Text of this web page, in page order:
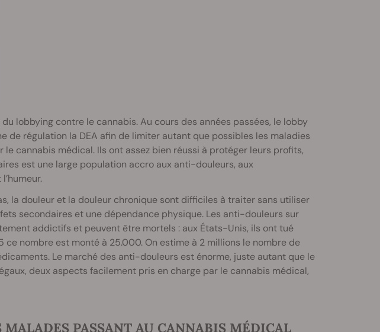
lobbying contre le cannabis. Au cours des années passées, le lobby
de régulation la DEA afin de limiter autant que possibles les maladies
cannabis médical. Ils ont assez bien réussi à protéger leurs profits,
est une large population accro aux anti-douleurs, aux
la douleur et la douleur chronique sont difficiles à traiter sans utiliser
secondaires et une dépendance physique. Les anti-douleurs sur
addictifs et peuvent être mortels : aux États-Unis, ils ont tué
ce nombre est monté à 25.000. On estime à 2 millions le nombre de
Le marché des anti-douleurs est énorme, juste autant que le
deux aspects facilement pris en charge par le cannabis médical,
MALADES PASSANT AU CANNABIS MÉDICAL